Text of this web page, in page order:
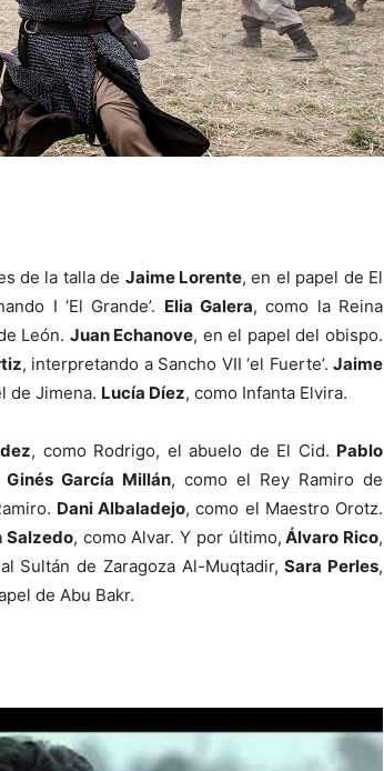
de la talla de Jaime Lorente, en el papel de El
I ‘El Grande’. Elia Galera, como la Reina
León. Juan Echanove, en el papel del obispo.
, interpretando a Sancho VII ‘el Fuerte’. Jaime
de Jimena. Lucía Díez, como Infanta Elvira.
, como Rodrigo, el abuelo de El Cid. Pablo
Ginés García Millán, como el Rey Ramiro de
Dani Albaladejo, como el Maestro Orotz.
Salzedo, como Alvar. Y por último, Álvaro Rico,
Sultán de Zaragoza Al-Muqtadir,Sara Perles,
de Abu Bakr.